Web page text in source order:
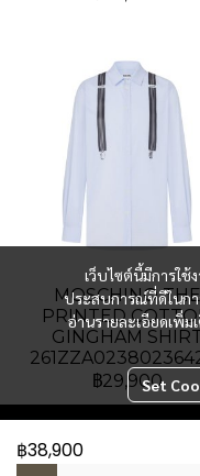
MOSCHINO THE
PRINTED
GINGHAM
฿29,900
฿38,900
เว็บไซต์นี้มีการใ
ประสบการณ์ที่ดีในกา
อ่านรายละเอียดเพิ่ม
Set